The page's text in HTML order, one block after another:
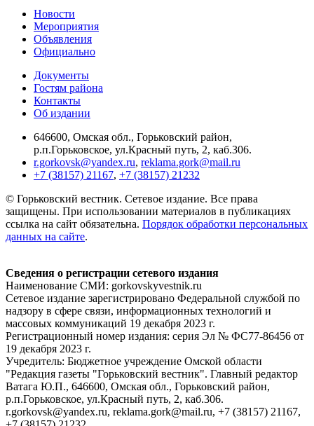
Новости
Мероприятия
Объявления
Официально
Документы
Гостям района
Контакты
Об издании
646600, Омская обл., Горьковский район,
р.п.Горьковское, ул.Красный путь, 2, каб.306.
r.gorkovsk@yandex.ru, reklama.gork@mail.ru
+7 (38157) 21167, +7 (38157) 21232
© Горьковский вестник. Сетевое издание. Все права
защищены. При использовании материалов в публикациях
ссылка на сайт обязательна. Порядок обработки персональных
данных на сайте.
Сведения о регистрации сетевого издания
Наименование СМИ: gorkovskyvestnik.ru
Сетевое издание зарегистрировано Федеральной службой по
надзору в сфере связи, информационных технологий и
массовых коммуникаций 19 декабря 2023 г.
Регистрационный номер издания: серия Эл № ФС77-86456 от
19 декабря 2023 г.
Учредитель: Бюджетное учреждение Омской области
"Редакция газеты "Горьковский вестник". Главный редактор
Ватага Ю.П., 646600, Омская обл., Горьковский район,
р.п.Горьковское, ул.Красный путь, 2, каб.306.
r.gorkovsk@yandex.ru, reklama.gork@mail.ru, +7 (38157) 21167,